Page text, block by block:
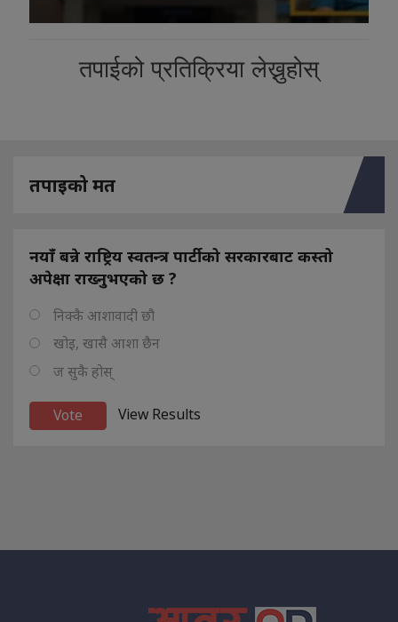
तपाईको प्रतिक्रिया लेख्नुहोस्
तपाइको मत
नयाँ बन्ने राष्ट्रिय स्वतन्त्र पार्टीको सरकारबाट कस्तो
अपेक्षा राख्नुभएको छ ?
निक्कै आशावादी छौ
खोइ, खासै आशा छैन
ज सुकै होस्
View Results